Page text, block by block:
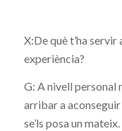
X:De què t’ha
experiència?
G: A nivell personal
arribar a
se’ls posa un mateix.